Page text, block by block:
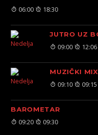
06:00 18:30
JUTRO UZ
09:00 12:06
MUZIČKI MIX
09:10 09:15
BAROMETAR
09:20 09:30